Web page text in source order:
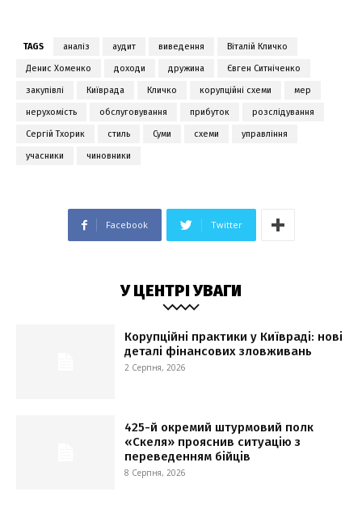
TAGS аналіз аудит виведення Віталій Кличко
Денис Хоменко доходи дружина Євген Ситніченко
закупівлі Київрада Кличко корупційні схеми мер
нерухомість обслуговування прибуток розслідування
Сергій Тхорик стиль Суми схеми управління
учасники чиновники
Facebook Twitter
У ЦЕНТРІ УВАГИ
Корупційні практики у Київраді: нові
деталі фінансових зловживань
2 Серпня, 2026
425-й окремий штурмовий полк
«Скеля» прояснив ситуацію з
переведенням бійців
8 Серпня, 2026